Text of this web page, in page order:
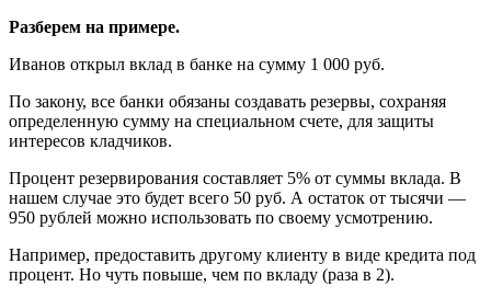
Разберем на примере.
Иванов открыл вклад в банке на сумму 1 000 руб.
По закону, все банки обязаны создавать резервы, сохраняя
определенную сумму на специальном счете, для защиты
интересов кладчиков.
Процент резервирования составляет 5% от суммы вклада. В
нашем случае это будет всего 50 руб. А остаток от тысячи —
950 рублей можно использовать по своему усмотрению.
Например, предоставить другому клиенту в виде кредита под
процент. Но чуть повыше, чем по вкладу (раза в 2).